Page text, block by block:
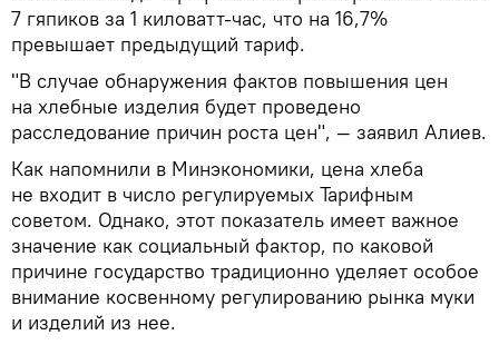
7 гяпиков за 1 киловатт-час, что на 16,7%
превышает предыдущий тариф.
"В случае обнаружения фактов повышения цен
на хлебные изделия будет проведено
расследование причин роста цен", — заявил Алиев.
Как напомнили в Минэкономики, цена хлеба
не входит в число регулируемых Тарифным
советом. Однако, этот показатель имеет важное
значение как социальный фактор, по каковой
причине государство традиционно уделяет особое
внимание косвенному регулированию рынка муки
и изделий из нее.